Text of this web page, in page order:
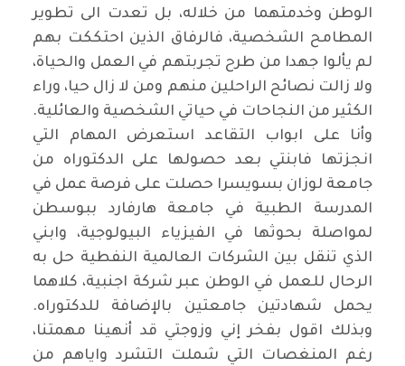
الوطن وخدمتهما من خلاله، بل تعدت الى تطوير
المطامح الشخصية، فالرفاق الذين احتككت بهم
لم يألوا جهدا من طرح تجربتهم في العمل والحياة،
ولا زالت نصائح الراحلين منهم ومن لا زال حيا، وراء
الكثير من النجاحات في حياتي الشخصية والعائلية.
وأنا على ابواب التقاعد استعرض المهام التي
انجزتها فابنتي بعد حصولها على الدكتوراه من
جامعة لوزان بسويسرا حصلت على فرصة عمل في
المدرسة الطبية في جامعة هارفارد ببوسطن
لمواصلة بحوثها في الفيزياء البيولوجية، وابني
الذي تنقل بين الشركات العالمية النفطية حل به
الرحال للعمل في الوطن عبر شركة اجنبية، كلاهما
يحمل شهادتين جامعتين بالإضافة للدكتوراه.
وبذلك اقول بفخر إني وزوجتي قد أنهينا مهمتنا،
رغم المنغصات التي شملت التشرد واياهم من